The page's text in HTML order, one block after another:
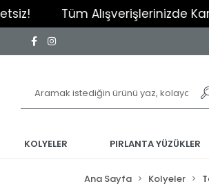
Tüm Alışverişlerinizde Kargo
KOLYELER PIRLANTA YÜZÜKLER
Ana Sayfa Kolyeler